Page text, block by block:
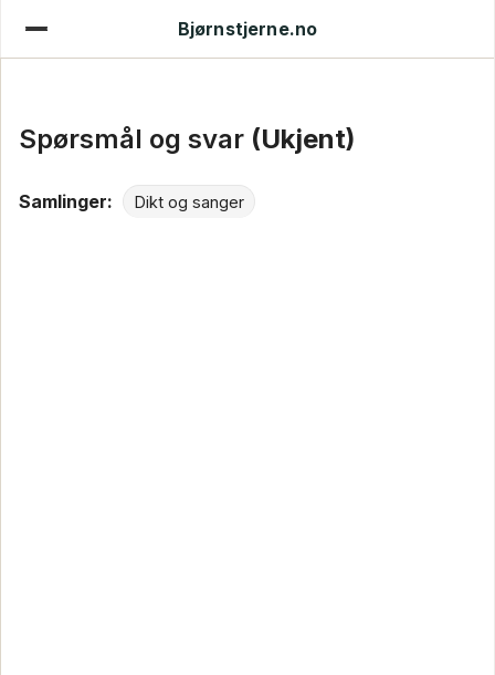
Bjørnstjerne.no
Spørsmål og svar (Ukjent)
Samlinger: Dikt og sanger